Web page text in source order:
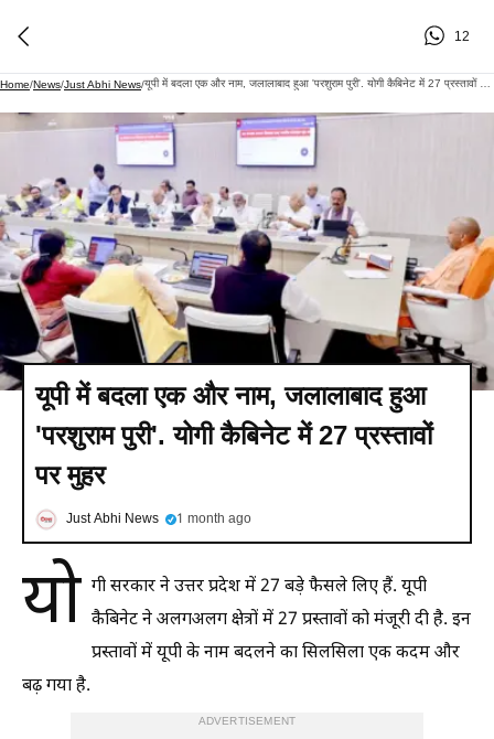
12
Home/News/Just Abhi News/
यूपी में बदला एक और नाम, जलालाबाद हुआ
'परशुराम पुरी'. योगी कैबिनेट में 27 प्रस्तावों
पर मुहर​
Just Abhi News 1 month ago
यो गी सरकार ने उत्तर प्रदेश में 27 बड़े फैसले लिए हैं. यूपी
कैबिनेट ने अलगअलग क्षेत्रों में 27 प्रस्तावों को मंजूरी दी है. इन
प्रस्तावों में यूपी के नाम बदलने का सिलसिला एक कदम और
बढ़ गया है.
ADVERTISEMENT